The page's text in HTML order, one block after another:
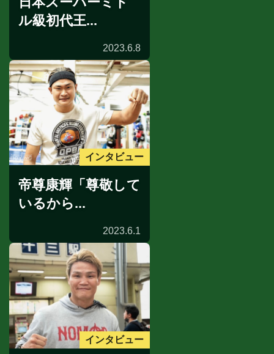
ル級初代王...
2023.6.8
インタビュー
帝尊康輝「尊敬して
いるから...
2023.6.1
インタビュー